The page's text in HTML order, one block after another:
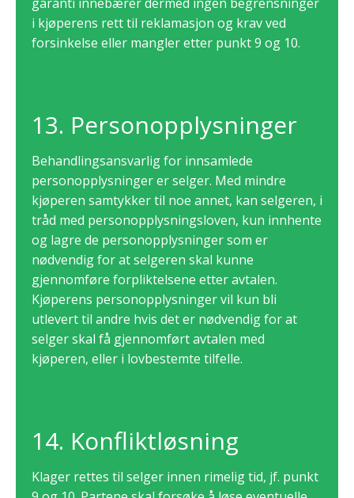
i kjøperens rett til reklamasjon og krav ved
forsinkelse eller mangler etter punkt 9 og 10.
13. Personopplysninger
Behandlingsansvarlig for innsamlede
personopplysninger er selger. Med mindre
kjøperen samtykker til noe annet, kan selgeren, i
tråd med personopplysningsloven, kun innhente
og lagre de personopplysninger som er
nødvendig for at selgeren skal kunne
gjennomføre forpliktelsene etter avtalen.
Kjøperens personopplysninger vil kun bli
utlevert til andre hvis det er nødvendig for at
selger skal få gjennomført avtalen med
kjøperen, eller i lovbestemte tilfelle.
14. Konfliktløsning
Klager rettes til selger innen rimelig tid, jf. punkt